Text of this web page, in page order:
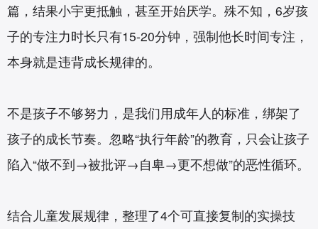
篇，结果小宇更抵触，甚至开始厌学。殊不知，6岁孩
子的专注力时长只有15-20分钟，强制他长时间专注，
本身就是违背成长规律的。
不是孩子不够努力，是我们用成年人的标准，绑架了
孩子的成长节奏。忽略“执行年龄”的教育，只会让孩子
陷入“做不到→被批评→自卑→更不想做”的恶性循环。
结合儿童发展规律，整理了4个可直接复制的实操技